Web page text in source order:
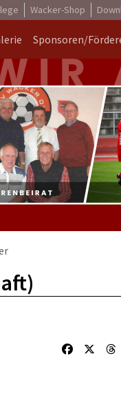
Wacker-Shop
Sponsoren/